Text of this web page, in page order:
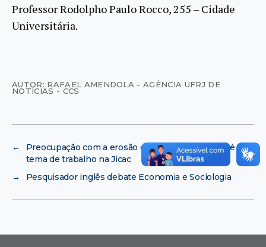
Professor Rodolpho Paulo Rocco, 255 – Cidade
Universitária.
AUTOR: RAFAEL AMENDOLA - AGÊNCIA UFRJ DE
NOTÍCIAS - CCS
←
Preocupação com a erosão de praias da Zona Sul é
tema de trabalho na Jicac
→
Pesquisador inglês debate Economia e Sociologia